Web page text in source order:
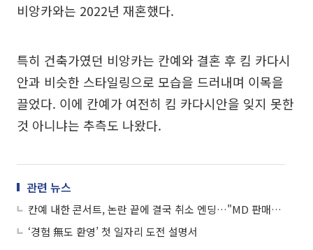
비앙카와는 2022년 재혼했다.
특히 건축가였던 비앙카는 칸예와 결혼 후 킴 카다시
안과 비슷한 스타일링으로 모습을 드러내며 이목을
끌었다. 이에 칸예가 여전히 킴 카다시안을 잊지 못한
것 아니냐는 추측도 나왔다.
관련 뉴스
칸예 내한 콘서트, 논란 끝에 결국 취소 엔딩…"MD 판매도 중단"
‘경험 無도 환영’ 첫 일자리 도전 설명서